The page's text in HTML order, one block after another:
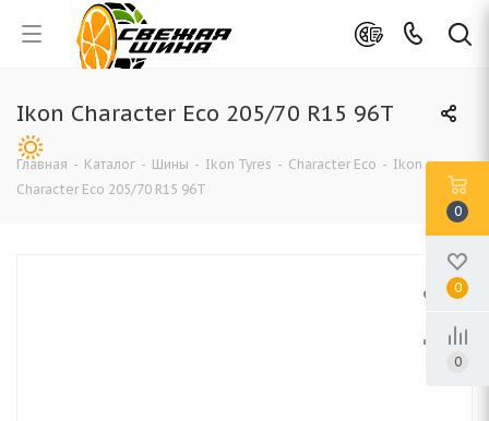
Ikon Character Eco 205/70 R15 96T
Главная - Каталог - Шины - Ikon Tyres - Character Eco - Ikon
Character Eco 205/70 R15 96T
0
0
0